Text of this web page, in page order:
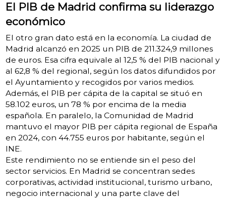
El PIB de Madrid confirma su liderazgo
económico
El otro gran dato está en la economía. La ciudad de
Madrid alcanzó en 2025 un PIB de 211.324,9 millones
de euros. Esa cifra equivale al 12,5 % del PIB nacional y
al 62,8 % del regional, según los datos difundidos por
el Ayuntamiento y recogidos por varios medios.
Además, el PIB per cápita de la capital se situó en
58.102 euros, un 78 % por encima de la media
española. En paralelo, la Comunidad de Madrid
mantuvo el mayor PIB per cápita regional de España
en 2024, con 44.755 euros por habitante, según el
INE.
Este rendimiento no se entiende sin el peso del
sector servicios. En Madrid se concentran sedes
corporativas, actividad institucional, turismo urbano,
negocio internacional y una parte clave del